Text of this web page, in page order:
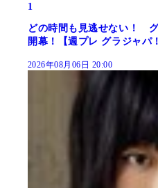
1
どの時間も見逃せない！
開幕！【週プレ グラジャパ
2026年08月06日 20:00